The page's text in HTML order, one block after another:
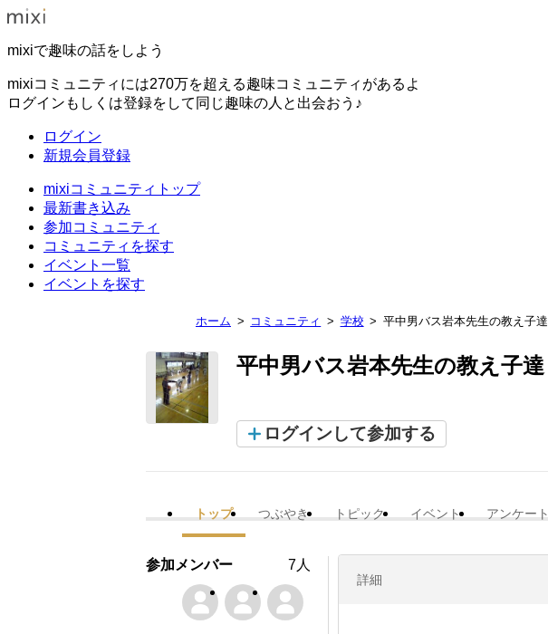
mixiで趣味の話をしよう
mixiコミュニティには270万を超える趣味コミュニティがあるよ
ログインもしくは登録をして同じ趣味の人と出会おう♪
ログイン
新規会員登録
mixiコミュニティトップ
最新書き込み
参加コミュニティ
コミュニティを探す
イベント一覧
イベントを探す
ホーム コミュニティ 学校 平中男バス岩本先生の教え子達
平中男バス岩本先生の教え子達
ログインして参加する
トップ つぶやき トピック イベント アンケート
詳細
参加メンバー 7人